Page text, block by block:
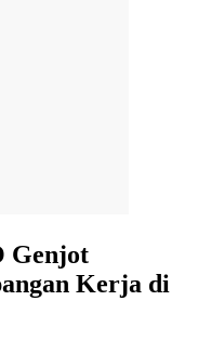
Genjot
Kerja di